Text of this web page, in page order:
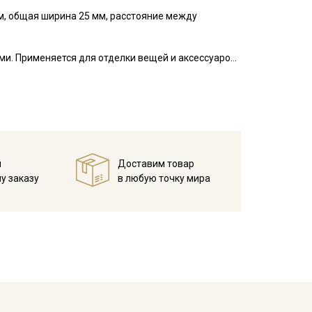
общая ширина 25 мм, расстояние между
Применяется для отделки вещей и аксессуаров,
покрывал, пледов, конвертов на выписку,
заказу
Доставим товар
в любую точку мира